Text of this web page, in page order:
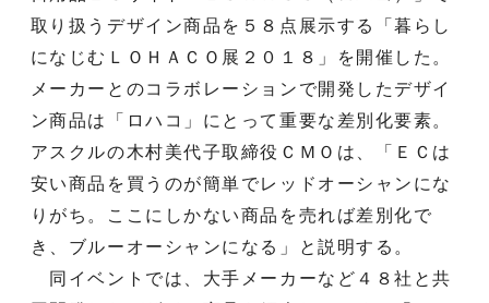
取り扱うデザイン商品を５８点展示する「暮らし
になじむＬＯＨＡＣＯ展２０１８」を開催した。
メーカーとのコラボレーションで開発したデザイ
ン商品は「ロハコ」にとって重要な差別化要素。
アスクルの木村美代子取締役ＣＭＯは、「ＥＣは
安い商品を買うのが簡単でレッドオーシャンにな
りがち。ここにしかない商品を売れば差別化で
き、ブルーオーシャンになる」と説明する。
同イベントでは、大手メーカーなど４８社と共